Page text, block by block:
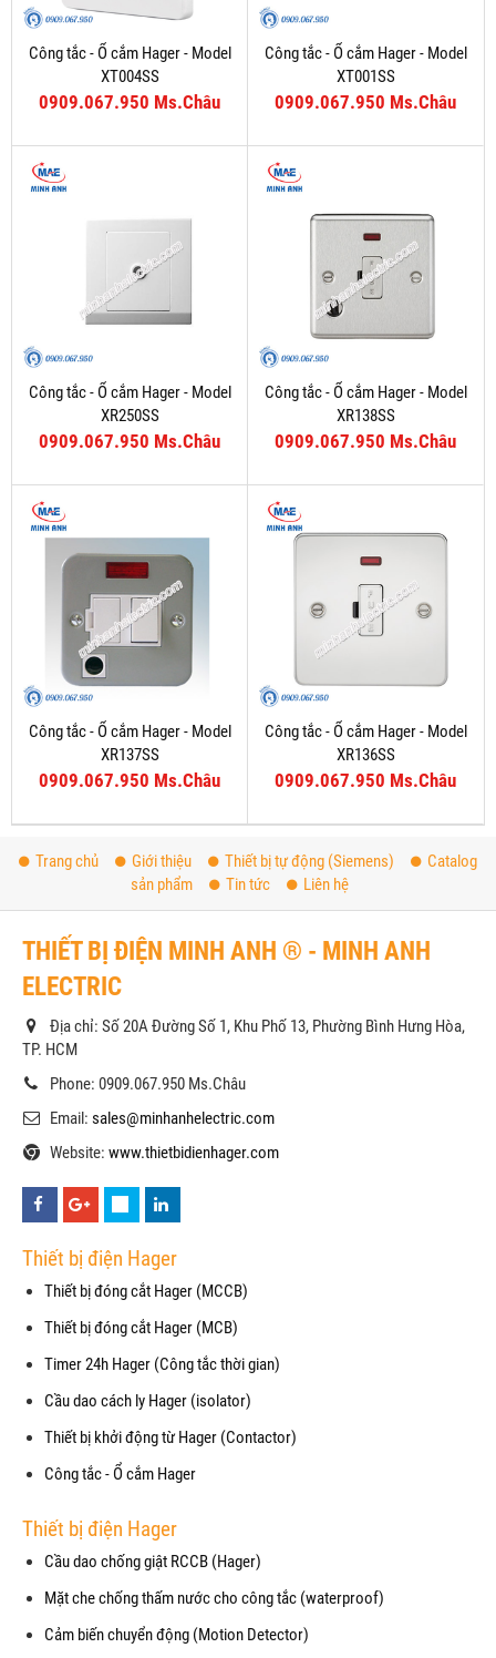
Công tắc - Ổ cắm Hager - Model
XT004SS
0909.067.950 Ms.Châu
Công tắc - Ổ cắm Hager - Model
XT001SS
0909.067.950 Ms.Châu
Công tắc - Ổ cắm Hager - Model
XR250SS
0909.067.950 Ms.Châu
Công tắc - Ổ cắm Hager - Model
XR138SS
0909.067.950 Ms.Châu
Công tắc - Ổ cắm Hager - Model
XR137SS
0909.067.950 Ms.Châu
Công tắc - Ổ cắm Hager - Model
XR136SS
0909.067.950 Ms.Châu
Trang chủ Giới thiệu Thiết bị tự động (Siemens)
Catalog
sản phẩm
Tin tức Liên hệ
THIẾT BỊ ĐIỆN MINH ANH ® - MINH ANH
ELECTRIC
Địa chỉ: Số 20A Đường Số 1, Khu Phố 13, Phường Bình Hưng Hòa,
TP. HCM
Phone: 0909.067.950 Ms.Châu
Email: sales@minhanhelectric.com
Website: www.thietbidienhager.com
Thiết bị điện Hager
Thiết bị đóng cắt Hager (MCCB)
Thiết bị đóng cắt Hager (MCB)
Timer 24h Hager (Công tắc thời gian)
Cầu dao cách ly Hager (isolator)
Thiết bị khởi động từ Hager (Contactor)
Công tắc - Ổ cắm Hager
Thiết bị điện Hager
Cầu dao chống giật RCCB (Hager)
Mặt che chống thấm nước cho công tắc (waterproof)
Cảm biến chuyển động (Motion Detector)